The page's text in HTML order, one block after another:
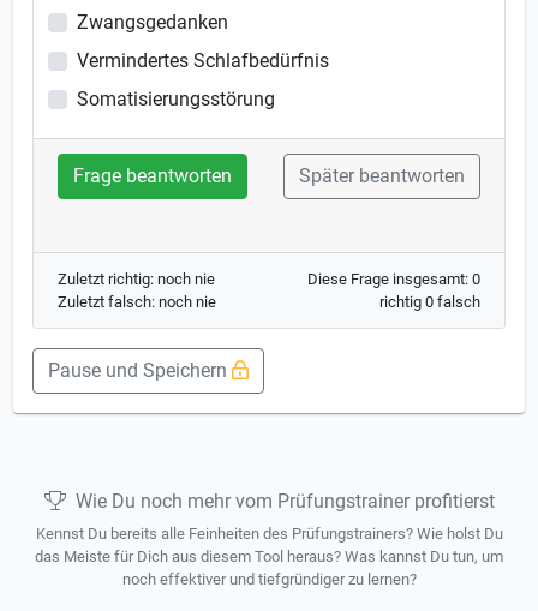
Zwangsgedanken
Vermindertes Schlafbedürfnis
Somatisierungsstörung
Frage beantworten Später beantworten
Zuletzt richtig: noch nie
Zuletzt falsch: noch nie
Diese Frage insgesamt: 0
richtig 0 falsch
Pause und Speichern
Wie Du noch mehr vom Prüfungstrainer profitierst
Kennst Du bereits alle Feinheiten des Prüfungstrainers? Wie holst Du
das Meiste für Dich aus diesem Tool heraus? Was kannst Du tun, um
noch effektiver und tiefgründiger zu lernen?